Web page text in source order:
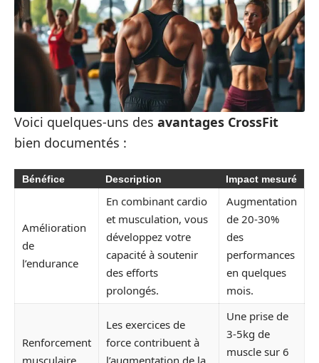
Voici quelques-uns des avantages CrossFit
bien documentés :
Bénéfice Description Impact mesuré
Amélioration
de
l’endurance
En combinant cardio
et musculation, vous
développez votre
capacité à soutenir
des efforts
prolongés.
Augmentation
de 20-30%
des
performances
en quelques
mois.
Renforcement
Les exercices de
force contribuent à
Une prise de
3-5kg de
muscle sur 6